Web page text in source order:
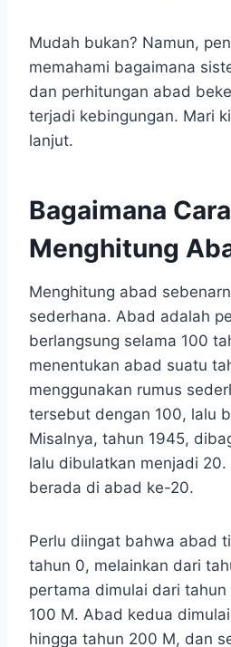
Mudah bukan? Namun,
memahami bagaimana
dan perhitungan abad
terjadi kebingungan. Mari
lanjut.
Bagaimana Cara
Menghitung
Menghitung abad
sederhana. Abad adalah
berlangsung selama 100
menentukan abad suatu
menggunakan rumus
tersebut dengan 100, lalu
Misalnya, tahun 1945,
lalu dibulatkan menjadi
berada di abad ke-20.
Perlu diingat bahwa abad
tahun 0, melainkan dari
pertama dimulai dari tahun
100 M. Abad kedua
hingga tahun 200 M, dan